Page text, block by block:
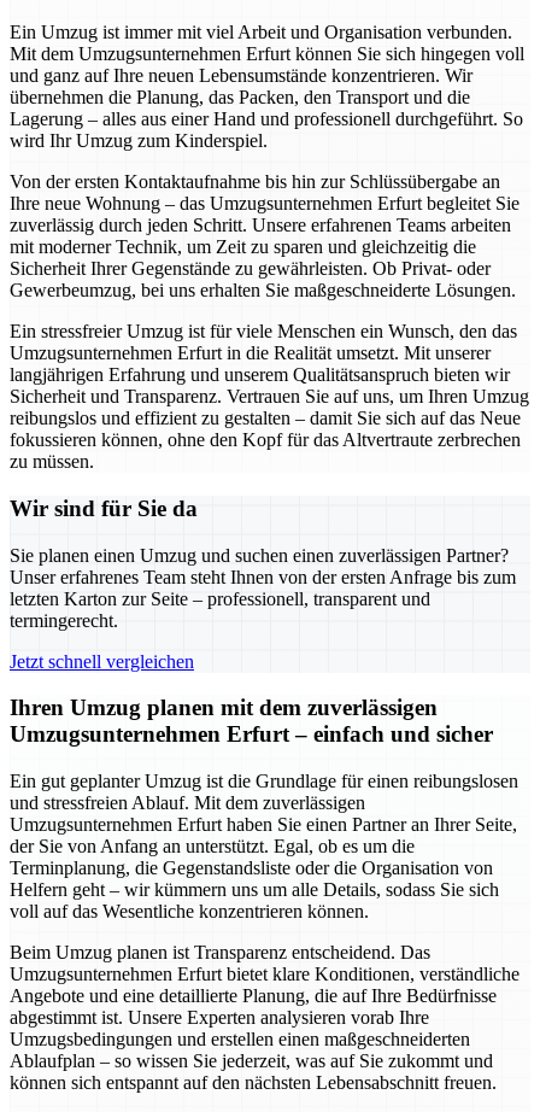
Ein Umzug ist immer mit viel Arbeit und Organisation verbunden.
Mit dem Umzugsunternehmen Erfurt können Sie sich hingegen voll
und ganz auf Ihre neuen Lebensumstände konzentrieren. Wir
übernehmen die Planung, das Packen, den Transport und die
Lagerung – alles aus einer Hand und professionell durchgeführt. So
wird Ihr Umzug zum Kinderspiel.
Von der ersten Kontaktaufnahme bis hin zur Schlüssübergabe an
Ihre neue Wohnung – das Umzugsunternehmen Erfurt begleitet Sie
zuverlässig durch jeden Schritt. Unsere erfahrenen Teams arbeiten
mit moderner Technik, um Zeit zu sparen und gleichzeitig die
Sicherheit Ihrer Gegenstände zu gewährleisten. Ob Privat- oder
Gewerbeumzug, bei uns erhalten Sie maßgeschneiderte Lösungen.
Ein stressfreier Umzug ist für viele Menschen ein Wunsch, den das
Umzugsunternehmen Erfurt in die Realität umsetzt. Mit unserer
langjährigen Erfahrung und unserem Qualitätsanspruch bieten wir
Sicherheit und Transparenz. Vertrauen Sie auf uns, um Ihren Umzug
reibungslos und effizient zu gestalten – damit Sie sich auf das Neue
fokussieren können, ohne den Kopf für das Altvertraute zerbrechen
zu müssen.
Wir sind für Sie da
Sie planen einen Umzug und suchen einen zuverlässigen Partner?
Unser erfahrenes Team steht Ihnen von der ersten Anfrage bis zum
letzten Karton zur Seite – professionell, transparent und
termingerecht.
Jetzt schnell vergleichen
Ihren Umzug planen mit dem zuverlässigen
Umzugsunternehmen Erfurt – einfach und sicher
Ein gut geplanter Umzug ist die Grundlage für einen reibungslosen
und stressfreien Ablauf. Mit dem zuverlässigen
Umzugsunternehmen Erfurt haben Sie einen Partner an Ihrer Seite,
der Sie von Anfang an unterstützt. Egal, ob es um die
Terminplanung, die Gegenstandsliste oder die Organisation von
Helfern geht – wir kümmern uns um alle Details, sodass Sie sich
voll auf das Wesentliche konzentrieren können.
Beim Umzug planen ist Transparenz entscheidend. Das
Umzugsunternehmen Erfurt bietet klare Konditionen, verständliche
Angebote und eine detaillierte Planung, die auf Ihre Bedürfnisse
abgestimmt ist. Unsere Experten analysieren vorab Ihre
Umzugsbedingungen und erstellen einen maßgeschneiderten
Ablaufplan – so wissen Sie jederzeit, was auf Sie zukommt und
können sich entspannt auf den nächsten Lebensabschnitt freuen.